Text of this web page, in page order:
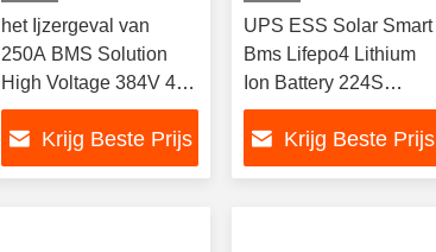
het Ijzergeval van
250A BMS Solution
High Voltage 384V 4U
voor BESS And
BackupKrijg Beste Prijs
UPS ESS Solar Smart
Bms Lifepo4 Lithium
Ion Battery 224S
716.8V 160A
Krijg Beste Prijs